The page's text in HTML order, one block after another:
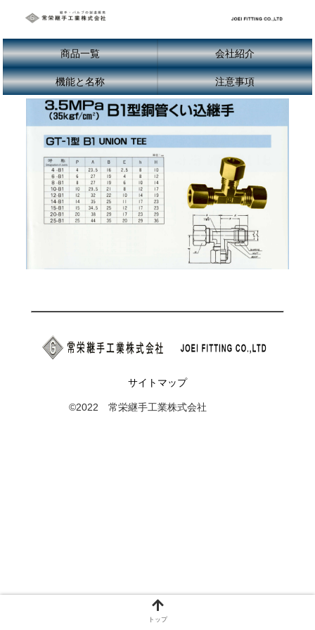
商品一覧 会社紹介
機能と名称 注意事項
サイトマップ
©2022 常栄継手工業株式会社
トップ